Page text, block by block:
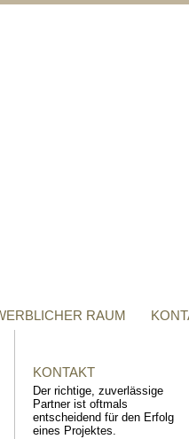
RAUM
KONTAKT
Der richtige, zuverlässige
Partner ist oftmals
entscheidend für den Erfolg
eines Projektes.